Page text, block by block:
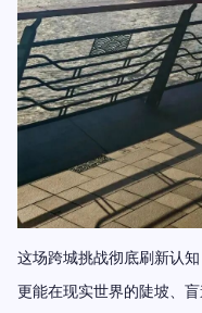
这场跨城挑战彻底刷新认
更能在现实世界的陡坡、